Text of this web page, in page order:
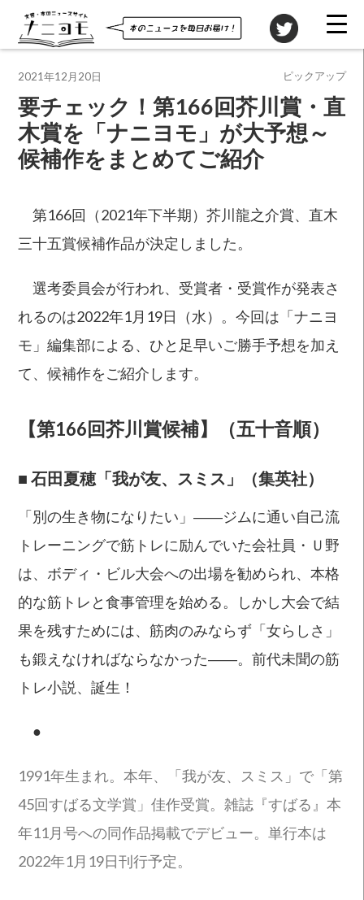
要チェック！第166回芥川賞・直
木賞を「ナニヨモ」が大予想～
候補作をまとめてご紹介
第166回（2021年下半期）芥川龍之介賞、直木
三十五賞候補作品が決定しました。
選考委員会が行われ、受賞者・受賞作が発表さ
れるのは2022年1月19日（水）。今回は「ナニヨ
モ」編集部による、ひと足早いご勝手予想を加え
て、候補作をご紹介します。
【第166回芥川賞候補】 （五十音順）
■石田夏穂「我が友、スミス」（集英社）
「別の生き物になりたい」――ジムに通い自己流
トレーニングで筋トレに励んでいた会社員・Ｕ野
は、ボディ・ビル大会への出場を勧められ、本格
的な筋トレと食事管理を始める。しかし大会で結
果を残すためには、筋肉のみならず「女らしさ」
も鍛えなければならなかった――。前代未聞の筋
トレ小説、誕生！
●
1991年生まれ。本年、「我が友、スミス」で「第
45回すばる文学賞」佳作受賞。雑誌『すばる』本
年11月号への同作品掲載でデビュー。単行本は
2022年1月19日刊行予定。
2021年12月20日 ピックアップ